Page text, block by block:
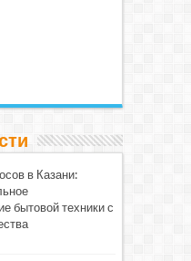
в Казани:
бытовой техники с